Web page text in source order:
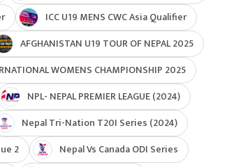
ICC U19 MENS CWC Asia Qualifier
AFGHANISTAN U19 TOUR OF NEPAL 2025
WOMENS CHAMPIONSHIP 2025
NPL- NEPAL PREMIER LEAGUE (2024)
Nepal Tri-Nation T20I Series (2024)
2
Nepal Vs Canada ODI Series